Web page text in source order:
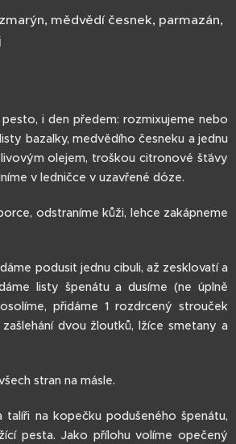
mědvědí česnek, parmazán,
i den předem: rozmixujeme nebo
bazalky, medvědího česneku a jednu
olejem, troškou citronové šťávy
v ledničce v uzavřené dóze.
odstraníme kůži, lehce zakápneme
podusit jednu cibuli, až zesklovatí a
listy špenátu a dusíme (ne úplně
přidáme 1 rozdrcený strouček
dvou žloutků, lžíce smetany a
stran na másle.
talíři na kopečku podušeného špenátu,
pesta. Jako přílohu volíme opečený